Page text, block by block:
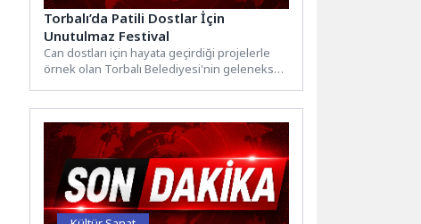
Torbalı’da Patili Dostlar İçin
Unutulmaz Festival
Can dostları için hayata geçirdiği projelerle
örnek olan Torbalı Belediyesi'nin geleneksel